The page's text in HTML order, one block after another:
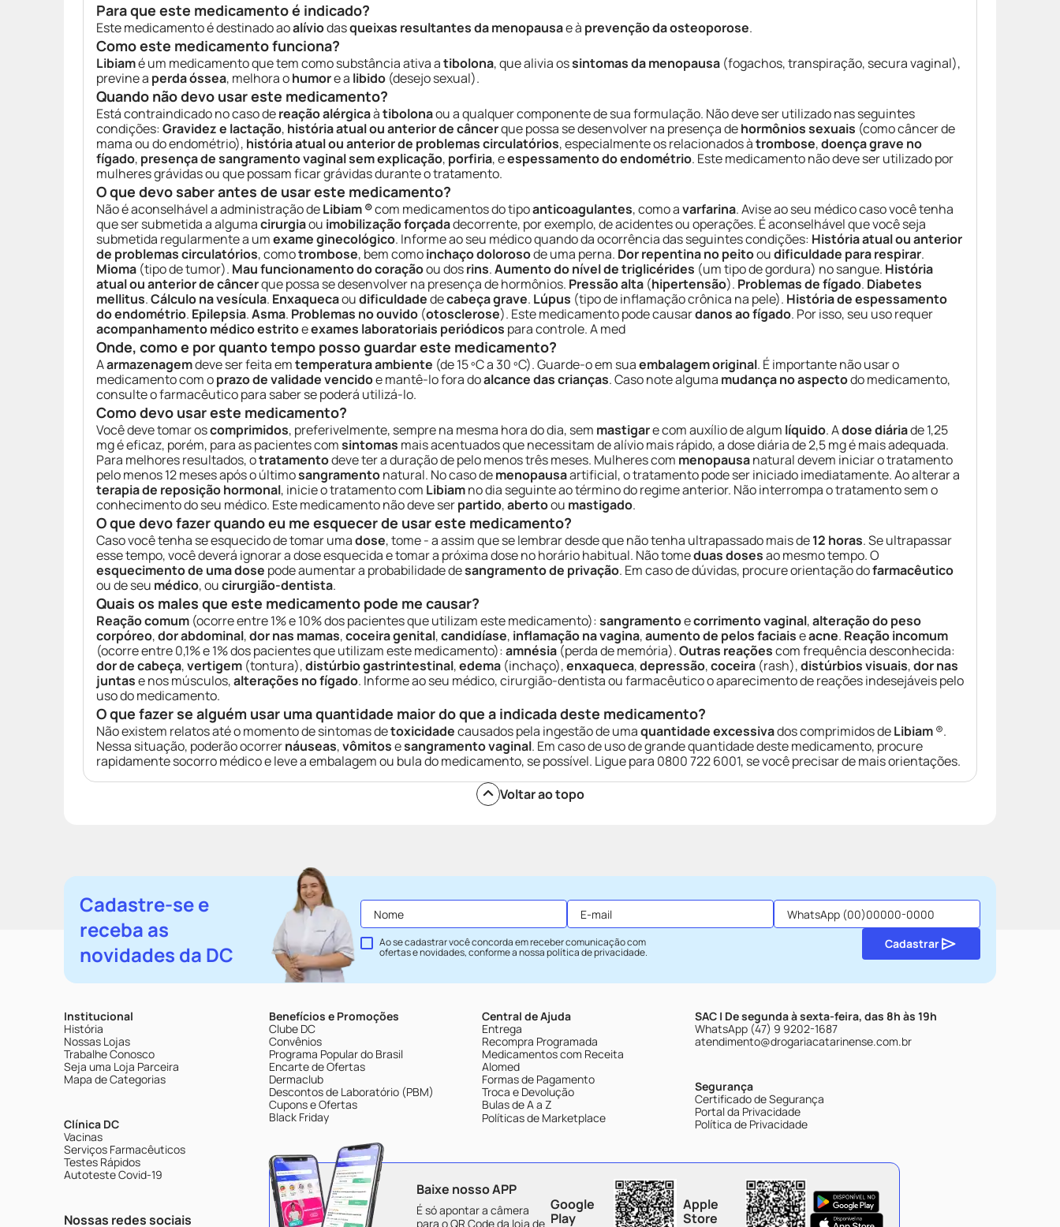
Para que este medicamento é indicado?
Este medicamento é destinado aoalíviodasqueixas resultantes da menopausae à prevenção da osteoporose.
Como este medicamento funciona?
Libiamé um medicamento que tem como substância ativa atibolona, que alivia ossintomas da menopausa (fogachos, transpiração, secura vaginal),
previne a perda óssea, melhora ohumore a libido (desejo sexual).
Quando não devo usar este medicamento?
Está contraindicado no caso dereação alérgicaàtibolonaou a qualquer componente de sua formulação. Não deve ser utilizado nas seguintes
condições:Gravidez e lactação, história atual ou anterior de câncerque possa se desenvolver na presença dehormônios sexuais (como câncer de
mama ou do endométrio), história atual ou anterior de problemas circulatórios, especialmente os relacionados àtrombose,doença grave no
fígado, presença de sangramento vaginal sem explicação, porfiria, eespessamento do endométrio. Este medicamento não deve ser utilizado por
mulheres grávidas ou que possam ficar grávidas durante o tratamento.
O que devo saber antes de usar este medicamento?
Não é aconselhável a administração deLibiam ®com medicamentos do tipoanticoagulantes, como avarfarina. Avise ao seu médico caso você tenha
que ser submetida a algumacirurgiaou imobilização forçadadecorrente, por exemplo, de acidentes ou operações. É aconselhável que você seja
submetida regularmente a umexame ginecológico. Informe ao seu médico quando da ocorrência das seguintes condições: História atual ou anterior
de problemas circulatórios, comotrombose, bem comoinchaço dolorosode uma perna. Dor repentina no peitooudificuldade para respirar.
Mioma (tipo de tumor). Mau funcionamento do coraçãoou dosrins.Aumento do nível de triglicérides (um tipo de gordura) no sangue. História
atual ou anterior de câncerque possa se desenvolver na presença de hormônios. Pressão alta (hipertensão). Problemas de fígado. Diabetes
mellitus.Cálculo na vesícula. Enxaquecaoudificuldadedecabeça grave. Lúpus (tipo de inflamação crônica na pele). História de espessamento
do endométrio. Epilepsia.Asma. Problemas no ouvido (otosclerose). Este medicamento pode causardanos ao fígado. Por isso, seu uso requer
acompanhamento médico estritoeexames laboratoriais periódicos para controle. A med
Onde, como e por quanto tempo posso guardar este medicamento?
Aarmazenagemdeve ser feita emtemperatura ambiente (de 15 ºC a 30 ºC). Guarde-o em suaembalagem original. É importante não usar o
medicamento com oprazo de validade vencidoe mantê-lo fora doalcance das crianças. Caso note alguma mudança no aspectodo medicamento,
consulte o farmacêutico para saber se poderá utilizá-lo.
Como devo usar este medicamento?
Você deve tomar oscomprimidos, preferivelmente, sempre na mesma hora do dia, sem mastigare com auxílio de algum líquido. Adose diáriade 1,25
mg é eficaz, porém, para as pacientes comsintomas mais acentuados que necessitam de alívio mais rápido, a dose diária de 2,5 mg é mais adequada.
Para melhores resultados, otratamentodeve ter a duração de pelo menos três meses. Mulheres com menopausanatural devem iniciar o tratamento
pelo menos 12 meses após o últimosangramentonatural. No caso demenopausaartificial, o tratamento pode ser iniciado imediatamente. Ao alterar a
terapia de reposição hormonal, inicie o tratamento com Libiamno dia seguinte ao término do regime anterior. Não interrompa o tratamento sem o
conhecimento do seu médico. Este medicamento não deve serpartido,abertoou mastigado.
O que devo fazer quando eu me esquecer de usar este medicamento?
Caso você tenha se esquecido de tomar umadose, tome - a assim que se lembrar desde que não tenha ultrapassado mais de12 horas. Se ultrapassar
esse tempo, você deverá ignorar a dose esquecida e tomar a próxima dose no horário habitual. Não tomeduas dosesao mesmo tempo. O
esquecimento de uma dose pode aumentar a probabilidade desangramento de privação. Em caso de dúvidas, procure orientação dofarmacêutico
ou de seu médico, oucirurgião-dentista.
Quais os males que este medicamento pode me causar?
Reação comum (ocorre entre 1% e 10% dos pacientes que utilizam este medicamento):sangramentoecorrimento vaginal,alteração do peso
corpóreo,dor abdominal,dor nas mamas,coceira genital,candidíase, inflamação na vagina,aumento de pelos faciaiseacne. Reação incomum
(ocorre entre 0,1% e 1% dos pacientes que utilizam este medicamento):amnésia (perda de memória).Outras reaçõescom frequência desconhecida:
dor de cabeça,vertigem (tontura),distúrbio gastrintestinal,edema (inchaço),enxaqueca,depressão,coceira (rash),distúrbios visuais,dor nas
juntase nos músculos,alterações no fígado. Informe ao seu médico, cirurgião-dentista ou farmacêutico o aparecimento de reações indesejáveis pelo
uso do medicamento.
O que fazer se alguém usar uma quantidade maior do que a indicada deste medicamento?
Não existem relatos até o momento de sintomas detoxicidadecausados pela ingestão de umaquantidade excessivados comprimidos deLibiam®.
Nessa situação, poderão ocorrernáuseas,vômitosesangramento vaginal. Em caso de uso de grande quantidade deste medicamento, procure
rapidamente socorro médico e leve a embalagem ou bula do medicamento, se possível. Ligue para 0800 722 6001, se você precisar de mais orientações.
Voltar ao topo
Cadastre-se e
receba as
novidades da DC
Ao se cadastrar você concorda em receber comunicação com
ofertas e novidades, conforme a nossapolítica de privacidade.
Cadastrar
Institucional
História
Nossas Lojas
Trabalhe Conosco
Seja uma Loja Parceira
Mapa de Categorias
Clínica DC
Vacinas
Serviços Farmacêuticos
Testes Rápidos
Autoteste Covid-19
Nossas redes sociais
Benefícios e Promoções
Clube DC
Convênios
Programa Popular do Brasil
Encarte de Ofertas
Dermaclub
Descontos de Laboratório (PBM)
Cupons e Ofertas
Black Friday
Central de Ajuda
Entrega
Recompra Programada
Medicamentos com Receita
Alomed
Formas de Pagamento
Troca e Devolução
Bulas de A a Z
Políticas de Marketplace
SAC | De segunda à sexta-feira, das 8h às 19h
WhatsApp (47) 9 9202-1687
atendimento@drogariacatarinense.com.br
Segurança
Certificado de Segurança
Portal da Privacidade
Política de Privacidade
Baixe nosso APP
É só apontar a câmera
para o QR Code da loja de
Google
Play
Apple
Store